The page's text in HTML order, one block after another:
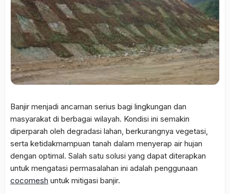
Banjir menjadi ancaman serius bagi lingkungan dan
masyarakat di berbagai wilayah. Kondisi ini semakin
diperparah oleh degradasi lahan, berkurangnya vegetasi,
serta ketidakmampuan tanah dalam menyerap air hujan
dengan optimal. Salah satu solusi yang dapat diterapkan
untuk mengatasi permasalahan ini adalah penggunaan
cocomesh untuk mitigasi banjir.